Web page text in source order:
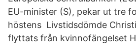
EU-minister (S), pekar ut tre
höstens Livstidsdömde
flyttats från kvinnofängelset